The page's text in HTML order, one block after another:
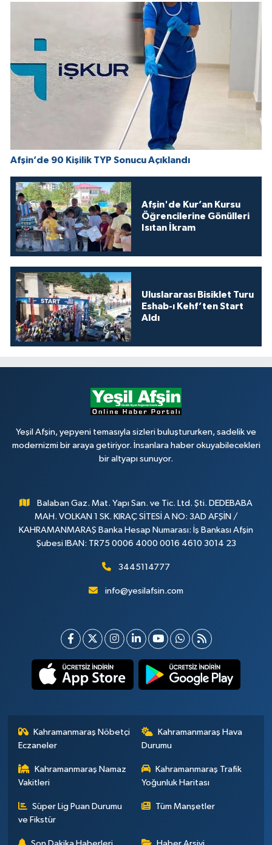
Afşin’de 90 Kişilik TYP Sonucu Açıklandı
Afşin'de Kur’an Kursu
Öğrencilerine Gönülleri
Isıtan İkram
Uluslararası Bisiklet Turu
Eshab-ı Kehf’ten Start
Aldı
Yeşil Afşin, yepyeni temasıyla sizleri buluştururken, sadelik ve
modernizmi bir araya getiriyor. İnsanlara haber okuyabilecekleri
bir altyapı sunuyor.
Balaban Gaz. Mat. Yapı San. ve Tic. Ltd. Şti. DEDEBABA
MAH. VOLKAN 1 SK. KIRAÇ SİTESİ A NO: 3AD AFŞİN /
KAHRAMANMARAŞ Banka Hesap Numarası: İş Bankası Afşin
Şubesi IBAN: TR75 0006 4000 0016 4610 3014 23
3445114777
info@yesilafsin.com
Kahramanmaraş Nöbetçi
Eczaneler
Kahramanmaraş Hava
Durumu
Kahramanmaraş Namaz
Vakitleri
Kahramanmaraş Trafik
Yoğunluk Haritası
Süper Lig Puan Durumu
ve Fikstür
Tüm Manşetler